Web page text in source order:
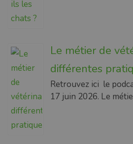
Le métier de
différentes
Retrouvez ici le
17 juin 2026. Le